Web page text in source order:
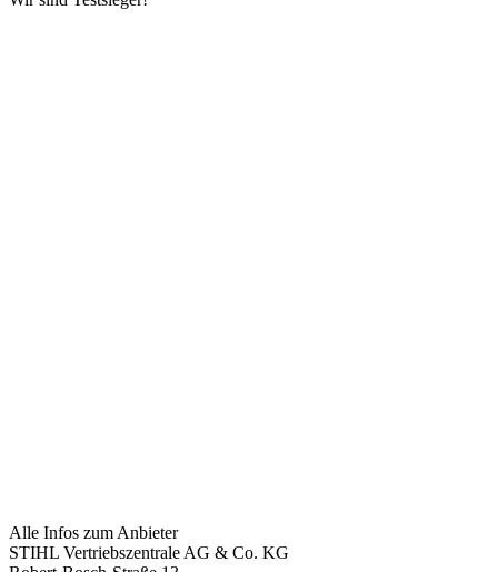
Alle Infos zum Anbieter
STIHL Vertriebszentrale AG & Co. KG